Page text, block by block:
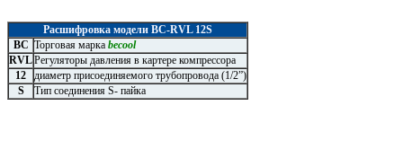
Расшифровка модели BC-RVL 12S
ВС Торговая марка becool
RVLРегуляторы давления в картере компрессора
12
диаметр присоединяемого трубопровода (1/2”)
S
Тип соединения S- пайка